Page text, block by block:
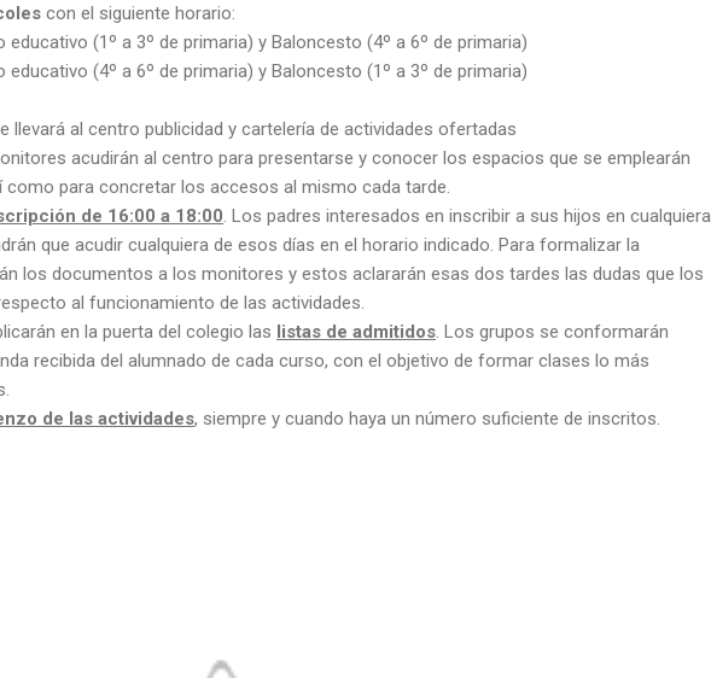
con el siguiente horario:
educativo (1º a 3º de primaria) y Baloncesto (4º a 6º de primaria)
educativo (4º a 6º de primaria) y Baloncesto (1º a 3º de primaria)
llevará al centro publicidad y cartelería de actividades ofertadas
acudirán al centro para presentarse y conocer los espacios que se emplearán
como para concretar los accesos al mismo cada tarde.
de 16:00 a 18:00 . Los padres interesados en inscribir a sus hijos en cualquiera
que acudir cualquiera de esos días en el horario indicado. Para formalizar la
los documentos a los monitores y estos aclararán esas dos tardes las dudas que los
al funcionamiento de las actividades.
en la puerta del colegio las listas de admitidos . Los grupos se conformarán
recibida del alumnado de cada curso, con el objetivo de formar clases lo más
de las actividades, siempre y cuando haya un número suficiente de inscritos.